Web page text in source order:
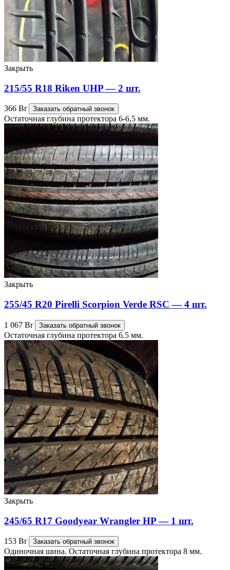
Закрыть
215/55 R18 Riken UHP — 2 шт.
366 Br Заказать обратный звонок
Остаточная глубина протектора 6-6,5 мм.
Закрыть
255/45 R20 Pirelli Scorpion Verde RSC — 4 шт.
1 067 Br Заказать обратный звонок
Остаточная глубина протектора 6.5 мм.
Закрыть
245/65 R17 Goodyear Wrangler HP — 1 шт.
153 Br Заказать обратный звонок
Одиночная шина. Остаточная глубина протектора 8 мм.